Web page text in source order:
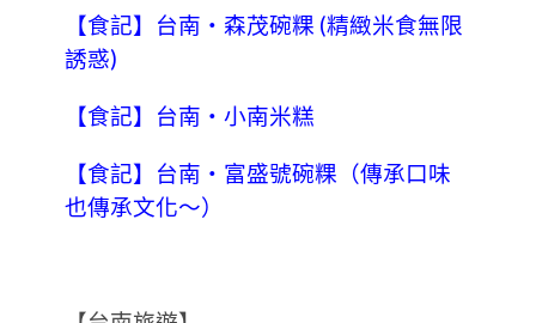
【食記】台南‧森茂碗粿 (精緻米食無限
誘惑)
【食記】台南‧小南米糕
【食記】台南‧富盛號碗粿（傳承口味
也傳承文化～）